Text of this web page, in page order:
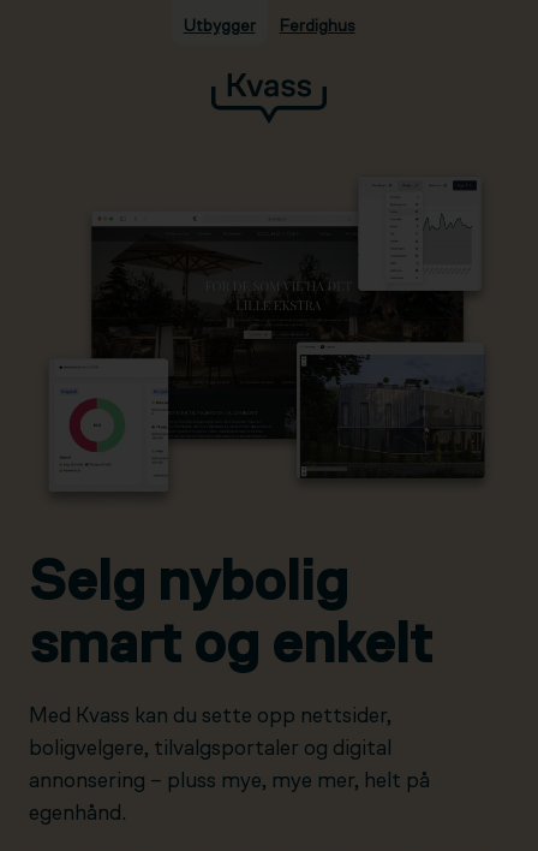
Hopp til hovedinnhold
Utbygger Ferdighus
Selg nybolig
smart og enkelt
Med Kvass kan du sette opp nettsider,
boligvelgere, tilvalgsportaler og digital
annonsering – pluss mye, mye mer, helt på
egenhånd.